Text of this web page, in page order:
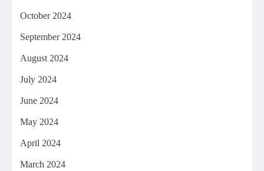
October 2024
September 2024
August 2024
July 2024
June 2024
May 2024
April 2024
March 2024